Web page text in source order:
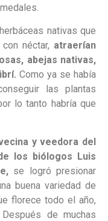
nativas que
néctar, atraerían
abejas nativas,
Como ya se había
las plantas
lo tanto habría que
y veedora del
los biólogos Luis
se logró presionar
buena variedad de
florece todo el año,
de muchas